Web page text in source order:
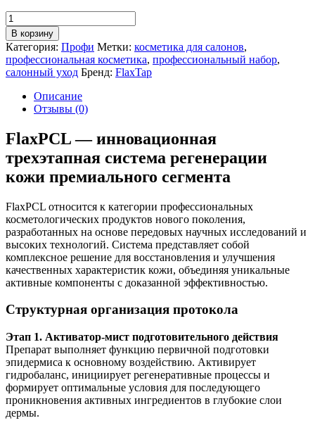
Количество
товара
Обучение
+
Набор
FLAXPCL
В корзину
Категория: Профи Метки: косметика для салонов,
профессиональная косметика, профессиональный набор,
салонный уход Бренд: FlaxTap
Описание
Отзывы (0)
FlaxPCL — инновационная
трехэтапная система регенерации
кожи премиального сегмента
FlaxPCL относится к категории профессиональных
косметологических продуктов нового поколения,
разработанных на основе передовых научных исследований и
высоких технологий. Система представляет собой
комплексное решение для восстановления и улучшения
качественных характеристик кожи, объединяя уникальные
активные компоненты с доказанной эффективностью.
Структурная организация протокола
Этап 1. Активатор-мист подготовительного действия
Препарат выполняет функцию первичной подготовки
эпидермиса к основному воздействию. Активирует
гидробаланс, инициирует регенеративные процессы и
формирует оптимальные условия для последующего
проникновения активных ингредиентов в глубокие слои
дермы.